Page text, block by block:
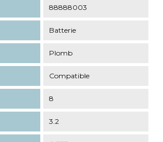
88888003
Batterie
Plomb
Compatible
8
3.2